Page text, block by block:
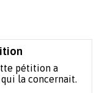
pétition a
la concernait.